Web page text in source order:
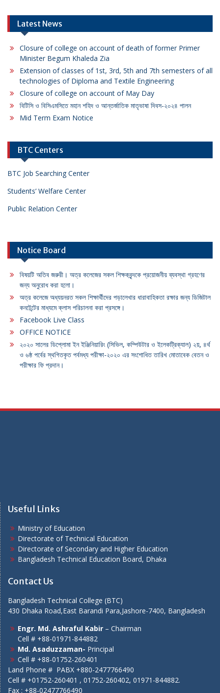
Latest News
Closure of college on account of death of former Primer
Minister Begum Khaleda Zia
Extension of classes of 1st, 3rd, 5th and 7th semesters of all
technologies of Diploma and Textile Engineering
Closure of college on account of May Day
বিটিসি ও বিসিএমসিতে মহান শহিদ ও আন্তর্জাতিক মাতৃভাষা দিবস-২০২৪ পালন
Mid Term Exam Notice
BTC Centers
BTC Job Searching Center
Students’ Welfare Center
Public Relation Center
Notice Board
বিষয়টি অতিব জরুরী। অত্র কলেজের সকল শিক্ষকবৃন্দকে প্রয়োজনীয় ব্যবস্থা গ্রহণের
জন্য অনুরোধ করা হলো।
অত্র কলেজে অধ্যয়নরত সকল শিক্ষার্থীদের পড়ালেখার ধারাবাহিকতা রক্ষার জন্য ডিজিটাল
কনটেন্টের মাধ্যমে ক্লাস পরিচালনা করা প্রসঙ্গে।
Facebook Live Class
OFFICE NOTICE
২০২০ সালের ডিপ্লোমা ইন ইঞ্জিনিয়ারিং (সিভিল, কম্পিউটার ও ইলেকট্রিক্যাল) ২য়, ৪র্থ
ও ৬ষ্ঠ পর্বের স্থগিতকৃত পর্বমধ্য পরীক্ষা-২০২০ এর সংশোধিত তারিখ মোতাবেক বেতন ও
পরীক্ষার ফি প্রদান।
Useful Links
Ministry of Education
Directorate of Technical Education
Directorate of Secondary and Higher Education
Bangladesh Technical Education Board, Dhaka
Contact Us
Bangladesh Technical College (BTC)
430 Dhaka Road,East Barandi Para,Jashore-7400, Bangladesh
Engr. Md. Ashraful Kabir – Chairman
Cell # +88-01971-844882
Md. Asaduzzaman- Principal
Cell # +88-01752-260401
Land Phone # PABX +880-2477766490
Cell # +01752-260401 , 01752-260402, 01971-844882.
Fax : +88-02477766490